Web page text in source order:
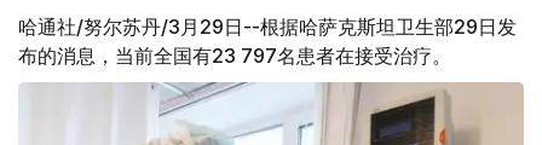
哈通社/努尔苏丹/3月29日--根据哈萨克斯坦卫生部29日发
布的消息，当前全国有23 797名患者在接受治疗。